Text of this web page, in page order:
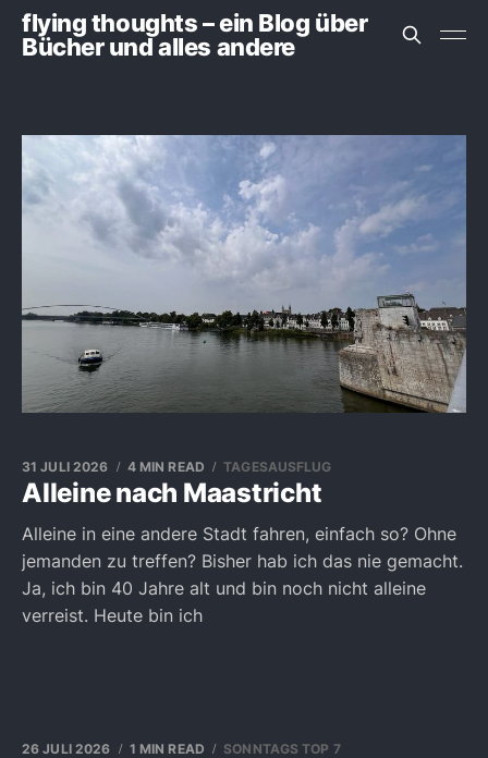
flying thoughts – ein Blog über
Bücher und alles andere
Alleine nach Maastricht
31 JULI 2026 4 MIN READ TAGESAUSFLUG
Alleine in eine andere Stadt fahren, einfach so? Ohne
jemanden zu treffen? Bisher hab ich das nie gemacht.
Ja, ich bin 40 Jahre alt und bin noch nicht alleine
verreist. Heute bin ich
26 JULI 2026 1 MIN READ SONNTAGS TOP 7